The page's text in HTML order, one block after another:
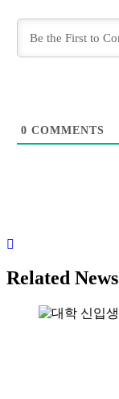
0 COMMENTS
Related News